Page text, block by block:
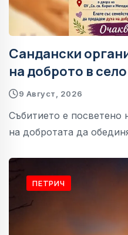
Сандански
на доброто в
9 Август, 2026
Събитието е посветено
на добротата да
ПЕТРИЧ